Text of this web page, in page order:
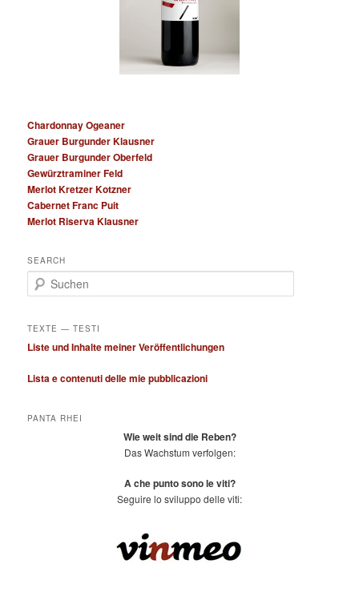
Chardonnay Ogeaner
Grauer Burgunder Klausner
Grauer Burgunder Oberfeld
Gewürztraminer Feld
Merlot Kretzer Kotzner
Cabernet Franc Puit
Merlot Riserva Klausner
SEARCH
u
h
n
TEXTE — TESTI
Liste und Inhalte meiner Veröffentlichungen
Lista e contenuti delle mie pubblicazioni
PANTA RHEI
Wie weit sind die Reben?
Das Wachstum verfolgen:
A che punto sono le viti?
Seguire lo sviluppo delle viti: